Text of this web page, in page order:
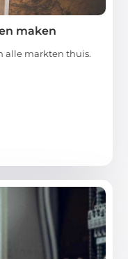
maken
alle markten thuis.